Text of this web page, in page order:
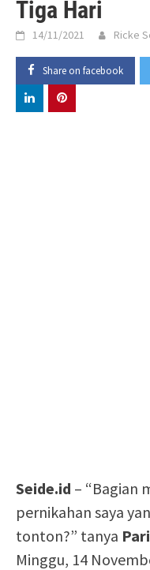
Tiga Hari
14/11/2021 Ricke
Share on facebook
Seide.id – “Bagian
pernikahan saya
tonton?” tanya
Minggu, 14